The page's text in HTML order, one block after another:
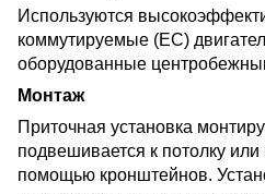
Используются
коммутируемые (ЕС)
оборудованные
Монтаж
Приточная установка
подвешивается к потолку или
помощью кронштейнов.